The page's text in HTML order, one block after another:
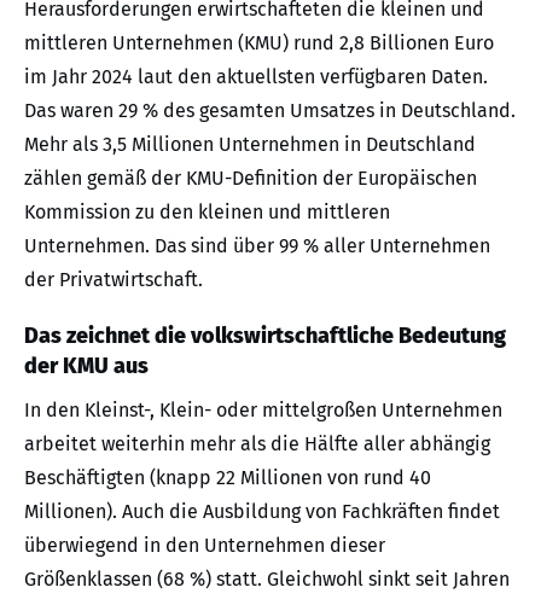
Herausforderungen erwirtschafteten die kleinen und
mittleren Unternehmen (KMU) rund 2,8 Billionen Euro
im Jahr 2024 laut den aktuellsten verfügbaren Daten.
Das waren 29 % des gesamten Umsatzes in Deutschland.
Mehr als 3,5 Millionen Unternehmen in Deutschland
zählen gemäß der KMU-Definition der Europäischen
Kommission zu den kleinen und mittleren
Unternehmen. Das sind über 99 % aller Unternehmen
der Privatwirtschaft.
Das zeichnet die volkswirtschaftliche Bedeutung
der KMU aus
In den Kleinst-, Klein- oder mittelgroßen Unternehmen
arbeitet weiterhin mehr als die Hälfte aller abhängig
Beschäftigten (knapp 22 Millionen von rund 40
Millionen). Auch die Ausbildung von Fachkräften findet
überwiegend in den Unternehmen dieser
Größenklassen (68 %) statt. Gleichwohl sinkt seit Jahren